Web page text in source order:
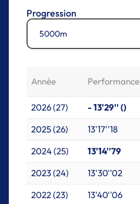
Progression
5000m
Année Performance
2026 (27)
- 13'29'' ()
2025 (26)
13'17''18
2024 (25)
13'14''79
2023 (24)
13'30''02
2022 (23)
13'40''06